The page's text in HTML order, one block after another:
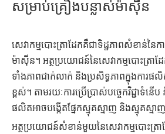
សម្រាប់គ្រឿងបន្លាស់ម៉ាស៊ីន
សេវាកម្មបោះត្រាដែកគឺជាទិដ្ឋភាពសំខាន់នៃ
ម៉ាស៊ីន។ អត្ថប្រយោជន៍នៃសេវាកម្មបោះត្រា
ទាំងភាពជាក់លាក់ និងប្រសិទ្ធភាពក្នុងកា
ខ្ពស់។ តាមរយៈការប្រើប្រាស់បច្ចេកវិជ្ជាទំ
ផលិតអាចបង្កើតផ្នែកស្មុគស្មាញ និងស្មុគស្
អត្ថប្រយោជន៍សំខាន់មួយនៃសេវាកម្មបោះត្